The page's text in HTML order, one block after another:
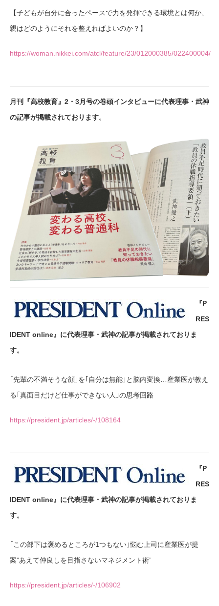
【子どもが自分に合ったペースで力を発揮できる環境とは何か、
親はどのようにそれを整えればよいのか？】
https://woman.nikkei.com/atcl/feature/23/012000385/022400004/
月刊『高校教育』2・3月号の巻頭インタビューに代表理事・武神
の記事が掲載されております。
『P
RES
IDENT online』に代表理事・武神の記事が掲載されておりま
す。
｢先輩の不満そうな顔｣を｢自分は無能｣と脳内変換…産業医が教え
る｢真面目だけど仕事ができない人｣の思考回路
https://president.jp/articles/-/108164
『P
RES
IDENT online』に代表理事・武神の記事が掲載されておりま
す。
｢この部下は褒めるところが1つもない｣悩む上司に産業医が提
案”あえて仲良しを目指さないマネジメント術”
https://president.jp/articles/-/106902